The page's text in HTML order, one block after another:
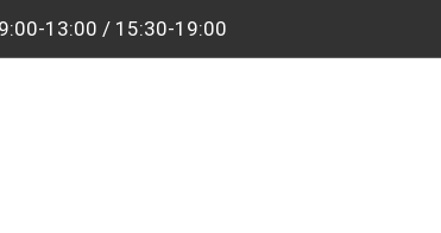
13:00 / 15:30-19:00